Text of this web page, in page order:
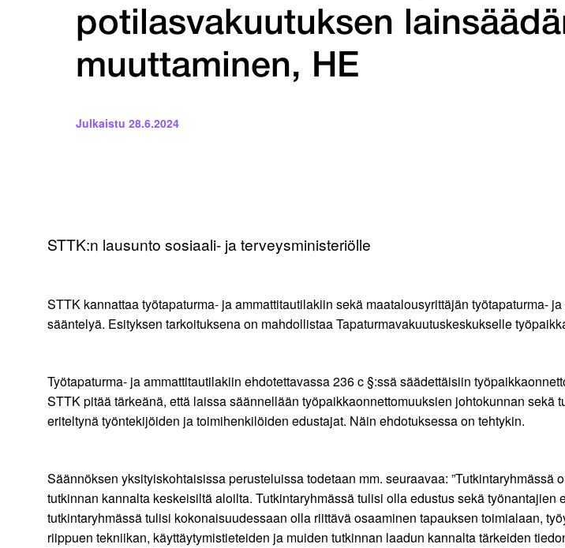
potilasvakuutuksen
muuttaminen, HE
Julkaistu 28.6.2024
STTK:n lausunto sosiaali- ja terveysministeriölle
STTK kannattaa työtapaturma- ja ammattitautilakiin sekä maatalousyrittäjän työtapaturma-
sääntelyä. Esityksen tarkoituksena on mahdollistaa Tapaturmavakuutuskeskukselle
Työtapaturma- ja ammattitautilakiin ehdotettavassa 236 c §:ssä säädettäisiin
STTK pitää tärkeänä, että laissa säännellään työpaikkaonnettomuuksien johtokunnan
eriteltynä työntekijöiden ja toimihenkilöiden edustajat. Näin ehdotuksessa on tehtykin.
Säännöksen yksityiskohtaisissa perusteluissa todetaan mm. seuraavaa:
tutkinnan kannalta keskeisiltä aloilta. Tutkintaryhmässä tulisi olla edustus sekä
tutkintaryhmässä tulisi kokonaisuudessaan olla riittävä osaaminen tapauksen toimialaan,
riippuen tekniikan, käyttäytymistieteiden ja muiden tutkinnan laadun kannalta tärkeiden